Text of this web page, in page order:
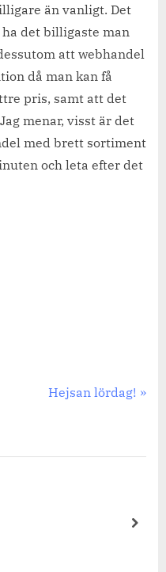
än vanligt. Det
det billigaste man
att webhandel
då man kan få
pris, samt att det
menar, visst är det
med brett sortiment
och leta efter det
Next
Hejsan lördag!
next